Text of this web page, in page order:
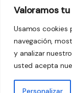
Valoramos
Usamos cookies
navegación,
y analizar
usted acepta
Personalizar